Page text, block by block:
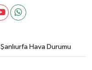
Şanlıurfa Hava Durumu